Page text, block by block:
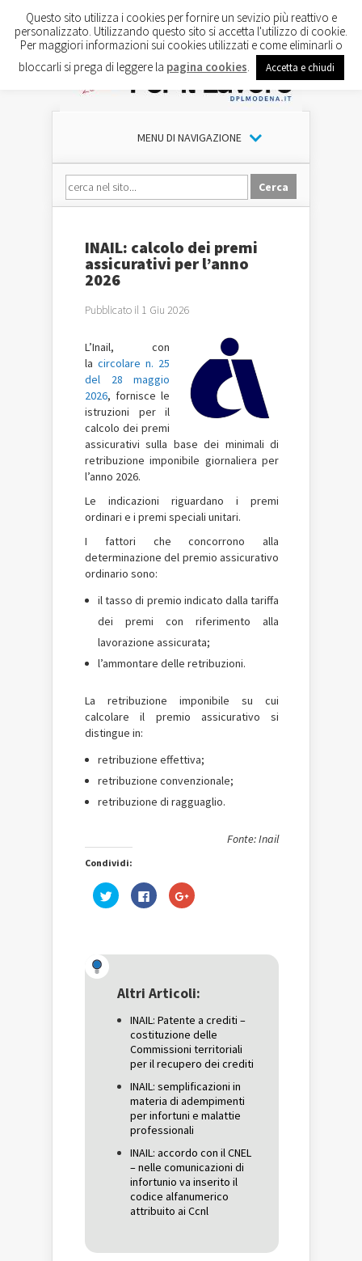
MENU DI NAVIGAZIONE
INAIL: calcolo dei premi
assicurativi per l’anno
2026
Pubblicato il 1 Giu 2026
L’Inail, con
la circolare n. 25
del 28 maggio
2026, fornisce le
istruzioni per il
calcolo dei premi
assicurativi sulla base dei minimali di
retribuzione imponibile giornaliera per
l’anno 2026.
Le indicazioni riguardano i premi
ordinari e i premi speciali unitari.
I fattori che concorrono alla
determinazione del premio assicurativo
ordinario sono:
il tasso di premio indicato dalla tariffa
dei premi con riferimento alla
lavorazione assicurata;
l’ammontare delle retribuzioni.
La retribuzione imponibile su cui
calcolare il premio assicurativo si
distingue in:
retribuzione effettiva;
retribuzione convenzionale;
retribuzione di ragguaglio.
Fonte: Inail
Condividi:
Fai
clic
una
nuova
Fai
clic
nuova
finestra)
Fai
clic
una
nuova
Altri Articoli:
INAIL: Patente a crediti –
costituzione delle
Commissioni territoriali
per il recupero dei crediti
INAIL: semplificazioni in
materia di adempimenti
per infortuni e malattie
professionali
INAIL: accordo con il CNEL
– nelle comunicazioni di
infortunio va inserito il
codice alfanumerico
attribuito ai Ccnl
Questo sito utilizza i cookies per fornire un sevizio più reattivo e
personalizzato. Utilizzando questo sito si accetta l'utilizzo di cookie.
Per maggiori informazioni sui cookies utilizzati e come eliminarli o
bloccarli si prega di leggere la pagina cookies Accetta e chiudi